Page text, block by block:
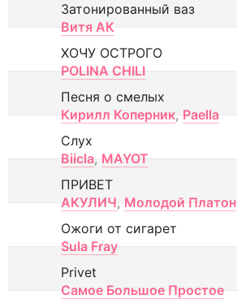
Затонированный ваз
Витя АК
ХОЧУ ОСТРОГО
POLINA CHILI
Песня о смелых
Кирилл Коперник, Paella
Слух
Biicla, MAYOT
ПРИВЕТ
АКУЛИЧ, Молодой Платон
Ожоги от сигарет
Sula Fray
Privet
Самое Большое Простое